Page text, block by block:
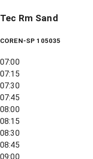
Tec Rm Sand
COREN-SP 105035
07:00
07:15
07:30
07:45
08:00
08:15
08:30
08:45
09:00